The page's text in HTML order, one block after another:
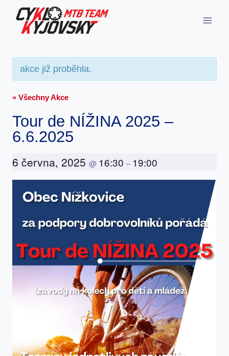
Přeskočit
obsah
akce již proběhla.
« Všechny Akce
Tour de NÍŽINA 2025 –
6.6.2025
6 června, 2025 @ 16:30 – 19:00